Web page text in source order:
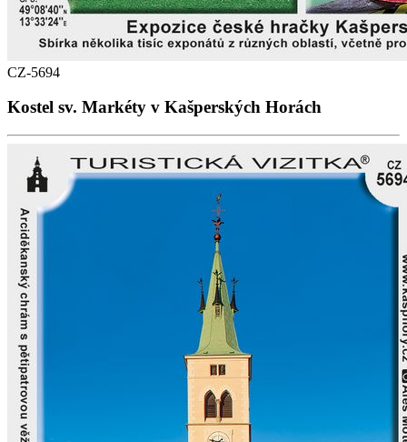
CZ-5694
Kostel sv. Markéty v Kašperských Horách